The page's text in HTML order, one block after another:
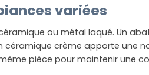
variées
ou métal laqué. Un
crème apporte une
pièce pour maintenir une